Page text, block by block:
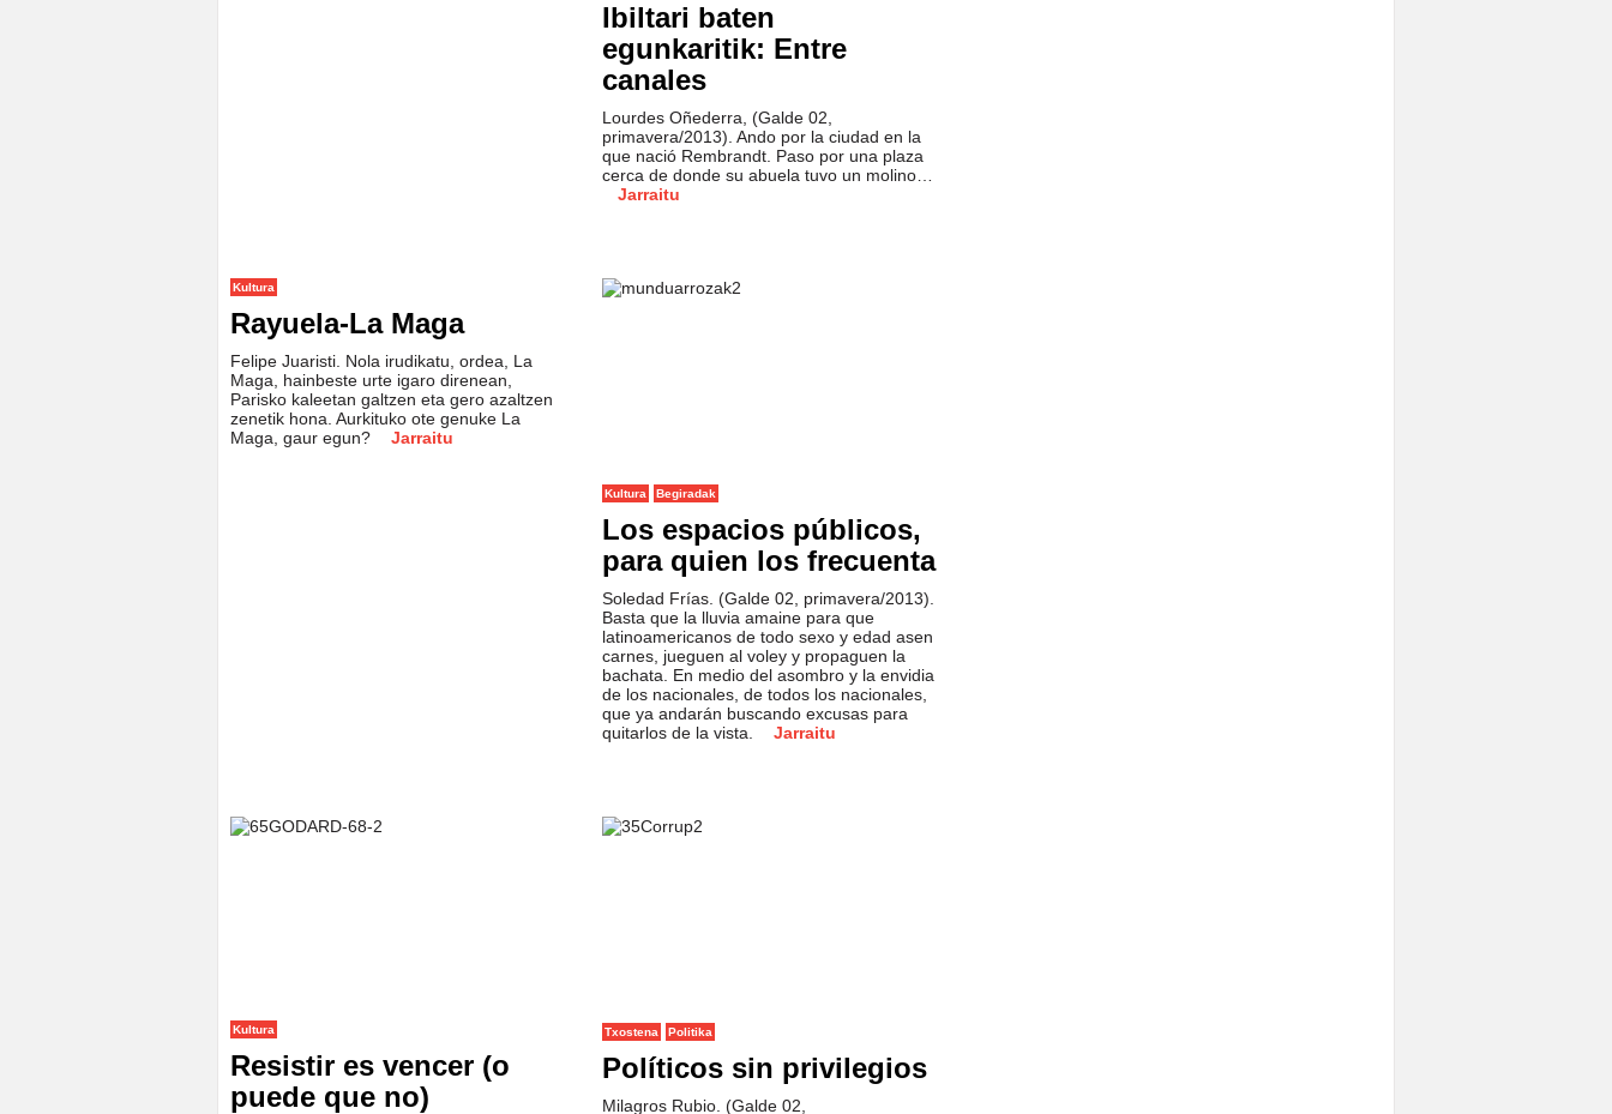
Ibiltari baten
egunkaritik: Entre
canales
Lourdes Oñederra, (Galde 02,
primavera/2013). Ando por la ciudad en la
que nació Rembrandt. Paso por una plaza
cerca de donde su abuela tuvo un molino…
Jarraitu
Kultura
Rayuela-La Maga
Felipe Juaristi. Nola irudikatu, ordea, La
Maga, hainbeste urte igaro direnean,
Parisko kaleetan galtzen eta gero azaltzen
zenetik hona. Aurkituko ote genuke La
Maga, gaur egun?
Jarraitu
Kultura Begiradak
Los espacios públicos,
para quien los frecuenta
Soledad Frías. (Galde 02, primavera/2013).
Basta que la lluvia amaine para que
latinoamericanos de todo sexo y edad asen
carnes, jueguen al voley y propaguen la
bachata. En medio del asombro y la envidia
de los nacionales, de todos los nacionales,
que ya andarán buscando excusas para
quitarlos de la vista.
Jarraitu
Kultura
Resistir es vencer (o
puede que no)
Txostena Politika
Políticos sin privilegios
Milagros Rubio. (Galde 02,